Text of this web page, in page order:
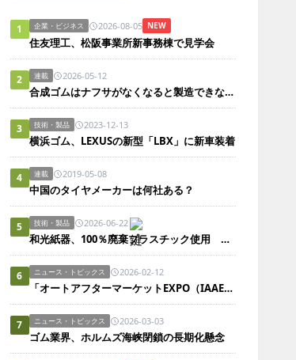
1 企業・ビジネス 2026-08-05 NEW
住友理工、松阪事業所新事務棟で見学会
2 連載 2026-05-12
合成ゴムはナフサがなくなると製造できないのか？
3 技術・製品 2023-12-13
横浜ゴム、LEXUSの新型「LBX」に新車装着
4 連載 2019-05-08
中国のタイヤメーカーは何社ある？
5 技術・製品 2026-06-22
和光紙器、100％廃棄プラスチック使用 包装資材「ポリエコレン」
6 ニュース・トピックス 2026-02-12
「オートアフターマーケットEXPO（IAAE）2026」開幕
7 ニュース・トピックス 2026-03-03
ゴム業界、ホルムズ海峡閉鎖の長期化懸念